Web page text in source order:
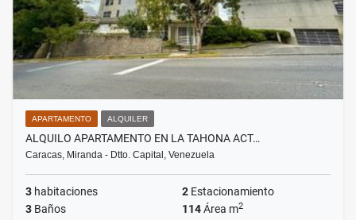
APARTAMENTO ALQUILER
ALQUILO APARTAMENTO EN LA TAHONA ACT…
Caracas, Miranda - Dtto. Capital, Venezuela
3 habitaciones 2 Estacionamiento
3 Baños 114Área m2